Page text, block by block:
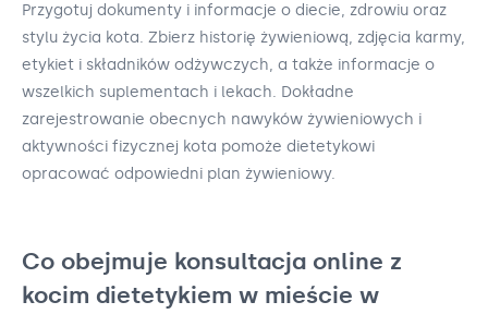
Przygotuj dokumenty i informacje o diecie, zdrowiu oraz
stylu życia kota. Zbierz historię żywieniową, zdjęcia karmy,
etykiet i składników odżywczych, a także informacje o
wszelkich suplementach i lekach. Dokładne
zarejestrowanie obecnych nawyków żywieniowych i
aktywności fizycznej kota pomoże dietetykowi
opracować odpowiedni plan żywieniowy.
Co obejmuje konsultacja online z
kocim dietetykiem w mieście w